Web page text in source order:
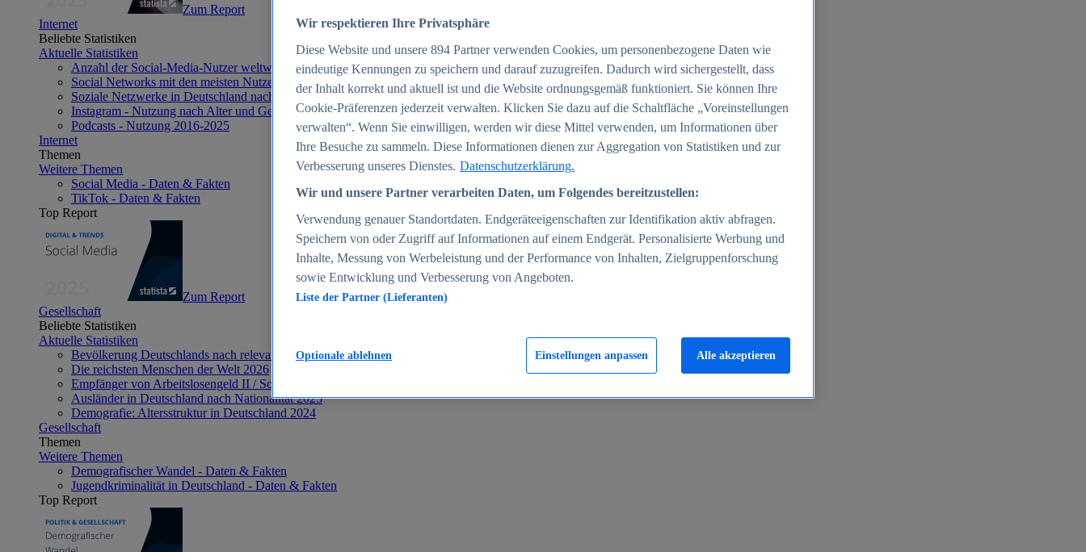
Zum Report
Internet
Beliebte Statistiken
Aktuelle Statistiken
Anzahl der Social-Media-Nutzer weltweit 2012-2025
Social Networks mit den meisten Nutzern weltweit 2025
Soziale Netzwerke in Deutschland nach Generationen 2025
Instagram - Nutzung nach Alter und Geschlecht in Deutschland 2025
Podcasts - Nutzung 2016-2025
Internet
Themen
Weitere Themen
Social Media - Daten & Fakten
TikTok - Daten & Fakten
Top Report
Zum Report
Gesellschaft
Beliebte Statistiken
Aktuelle Statistiken
Bevölkerung Deutschlands nach relevanten Altersgruppen 2024
Die reichsten Menschen der Welt 2026
Empfänger von Arbeitslosengeld II / Sozialgeld / Bürgergeld in Deutschland 2005-2025
Ausländer in Deutschland nach Nationalität 2025
Demografie: Altersstruktur in Deutschland 2024
Gesellschaft
Themen
Weitere Themen
Demografischer Wandel - Daten & Fakten
Jugendkriminalität in Deutschland - Daten & Fakten
Top Report
Wir respektieren Ihre Privatsphäre
Diese Website und unsere 894 Partner verwenden Cookies, um personenbezogene Daten wie
eindeutige Kennungen zu speichern und darauf zuzugreifen. Dadurch wird sichergestellt, dass
der Inhalt korrekt und aktuell ist und die Website ordnungsgemäß funktioniert. Sie können Ihre
Cookie-Präferenzen jederzeit verwalten. Klicken Sie dazu auf die Schaltfläche „Voreinstellungen
verwalten“. Wenn Sie einwilligen, werden wir diese Mittel verwenden, um Informationen über
Ihre Besuche zu sammeln. Diese Informationen dienen zur Aggregation von Statistiken und zur
Verbesserung unseres Dienstes. Datenschutzerklärung.
Wir und unsere Partner verarbeiten Daten, um Folgendes bereitzustellen:
Verwendung genauer Standortdaten. Endgeräteeigenschaften zur Identifikation aktiv abfragen.
Speichern von oder Zugriff auf Informationen auf einem Endgerät. Personalisierte Werbung und
Inhalte, Messung von Werbeleistung und der Performance von Inhalten, Zielgruppenforschung
sowie Entwicklung und Verbesserung von Angeboten.
Liste der Partner (Lieferanten)
Einstellungen anpassen
Optionale ablehnen Alle akzeptieren